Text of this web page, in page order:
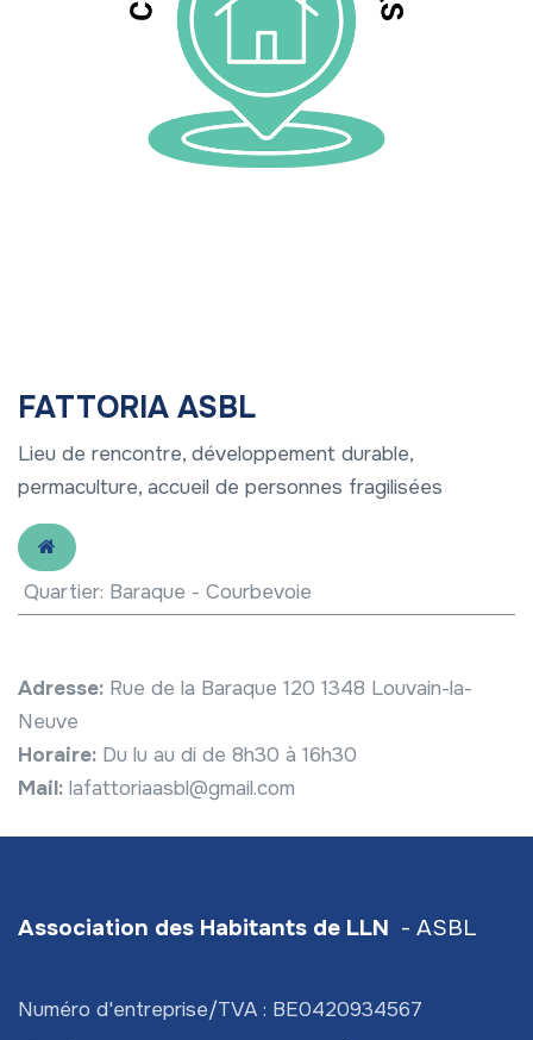
FATTORIA ASBL
Lieu de rencontre, développement durable,
permaculture, accueil de personnes fragilisées
Quartier: Baraque - Courbevoie
Adresse: Rue de la Baraque 120 1348 Louvain-la-
Neuve
Horaire: Du lu au di de 8h30 à 16h30
Mail: lafattoriaasbl@gmail.com
Association des Habitants de LLN - ASBL
Numéro d'entreprise/TVA : BE0420934567